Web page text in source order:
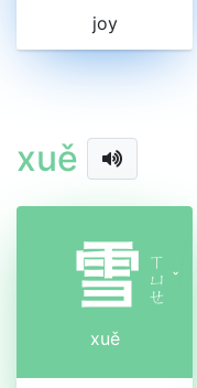
joy
xuě
雪 ㄒ
ㄩ
ㄝ
ˇ
xuě